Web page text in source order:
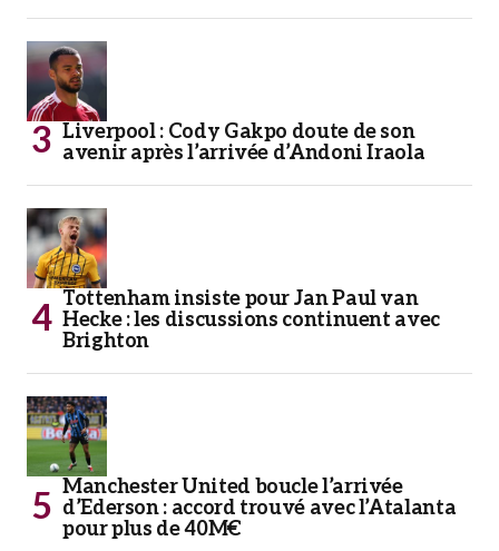
Liverpool : Cody Gakpo doute de son
avenir après l’arrivée d’Andoni Iraola
Tottenham insiste pour Jan Paul van
Hecke : les discussions continuent avec
Brighton
Manchester United boucle l’arrivée
d’Ederson : accord trouvé avec l’Atalanta
pour plus de 40M€